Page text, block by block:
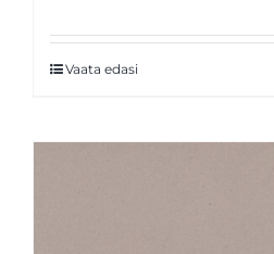
Vaata edasi